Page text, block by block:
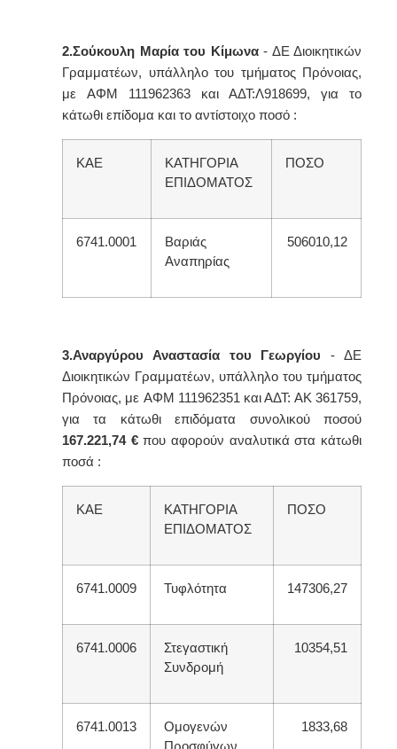
2.Σούκουλη Μαρία του Κίμωνα- ΔΕ Διοικητικών
Γραμματέων, υπάλληλο του τμήματος Πρόνοιας,
με
ΑΦΜ 111962363 και ΑΔΤ:Λ918699, για το
κάτωθι επίδομα και το αντίστοιχο ποσό :
ΚΑΕ
ΚΑΤΗΓΟΡΙΑ
ΕΠΙΔΟΜΑΤΟΣ
ΠΟΣΟ
6741.0001
Βαριάς
Αναπηρίας
506010,12
3.Αναργύρου Αναστασία του Γεωργίου - ΔΕ
Διοικητικών Γραμματέων, υπάλληλο του τμήματος
Πρόνοιας, με ΑΦΜ 111962351 και ΑΔΤ: ΑΚ 361759,
για τα κάτωθι επιδόματα συνολικού ποσού
167.221,74 €που αφορούν αναλυτικά στα κάτωθι
ποσά :
ΚΑΕ
ΚΑΤΗΓΟΡΙΑ
ΕΠΙΔΟΜΑΤΟΣ
ΠΟΣΟ
6741.0009 Τυφλότητα 147306,27
6741.0006
Στεγαστική
Συνδρομή
10354,51
6741.0013
Ομογενών
Προσφύγων
1833,68